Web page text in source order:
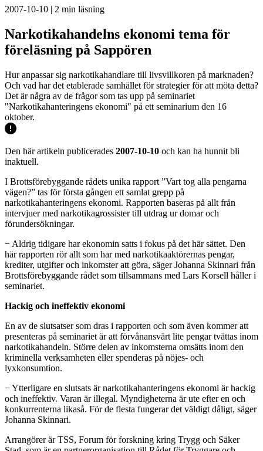
2007-10-10 | 2 min läsning
Narkotikahandelns ekonomi tema för
föreläsning på Sappören
Hur anpassar sig narkotikahandlare till livsvillkoren på marknaden?
Och vad har det etablerade samhället för strategier för att möta detta?
Det är några av de frågor som tas upp på seminariet
"Narkotikahanteringens ekonomi" på ett seminarium den 16
oktober.
Den här artikeln publicerades 2007-10-10 och kan ha hunnit bli
inaktuell.
I Brottsförebyggande rådets unika rapport ”Vart tog alla pengarna
vägen?” tas för första gången ett samlat grepp på
narkotikahanteringens ekonomi. Rapporten baseras på allt från
intervjuer med narkotikagrossister till utdrag ur domar och
förundersökningar.
− Aldrig tidigare har ekonomin satts i fokus på det här sättet. Den
här rapporten rör allt som har med narkotikaaktörernas pengar,
krediter, utgifter och inkomster att göra, säger Johanna Skinnari från
Brottsförebyggande rådet som tillsammans med Lars Korsell håller i
seminariet.
Hackig och ineffektiv ekonomi
En av de slutsatser som dras i rapporten och som även kommer att
presenteras på seminariet är att förvånansvärt lite pengar tvättas inom
narkotikahandeln. Större delen av inkomsterna omsätts inom den
kriminella verksamheten eller spenderas på nöjes- och
lyxkonsumtion.
− Ytterligare en slutsats är narkotikahanteringens ekonomi är hackig
och ineffektiv. Varan är illegal. Myndigheterna är ute efter en och
konkurrenterna likaså. För de flesta fungerar det väldigt dåligt, säger
Johanna Skinnari.
Arrangörer är TSS, Forum för forskning kring Trygg och Säker